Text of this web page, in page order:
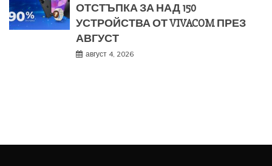
ОТСТЪПКА ЗА НАД 150
УСТРОЙСТВА ОТ VIVACOM ПРЕЗ
АВГУСТ
август 4, 2026